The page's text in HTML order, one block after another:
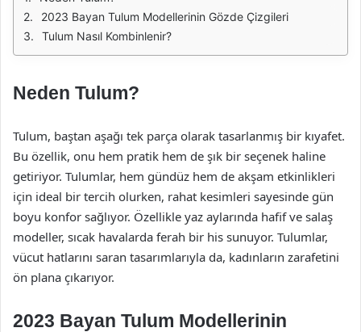
2023 Bayan Tulum Modellerinin Gözde Çizgileri
Tulum Nasıl Kombinlenir?
Neden Tulum?
Tulum, baştan aşağı tek parça olarak tasarlanmış bir kıyafet.
Bu özellik, onu hem pratik hem de şık bir seçenek haline
getiriyor. Tulumlar, hem gündüz hem de akşam etkinlikleri
için ideal bir tercih olurken, rahat kesimleri sayesinde gün
boyu konfor sağlıyor. Özellikle yaz aylarında hafif ve salaş
modeller, sıcak havalarda ferah bir his sunuyor. Tulumlar,
vücut hatlarını saran tasarımlarıyla da, kadınların zarafetini
ön plana çıkarıyor.
2023 Bayan Tulum Modellerinin